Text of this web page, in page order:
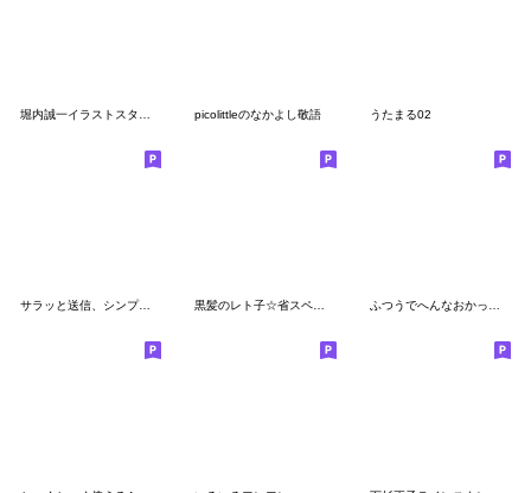
picolittleのなかよし敬語 うたまる02
サラッと送信、シンプルスタンプ